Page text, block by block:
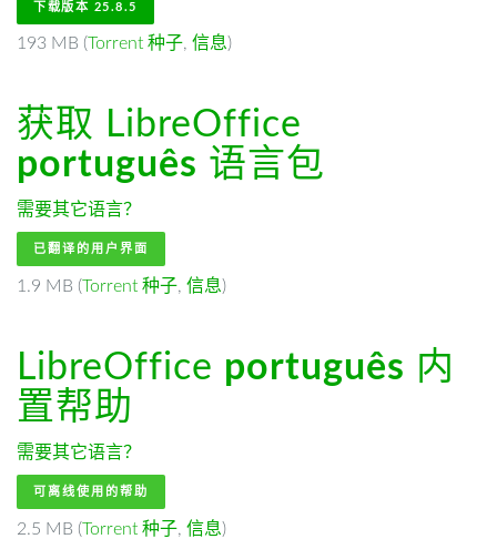
下载版本 25.8.5
193 MB (Torrent 种子, 信息)
获取 LibreOffice
português 语言包
需要其它语言？
已翻译的用户界面
1.9 MB (Torrent 种子, 信息)
LibreOffice português 内
置帮助
需要其它语言？
可离线使用的帮助
2.5 MB (Torrent 种子, 信息)